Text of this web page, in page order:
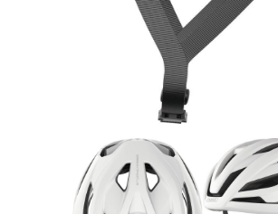
Rucksäcke